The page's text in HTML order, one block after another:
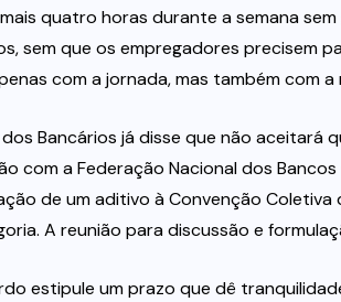
quatro horas durante a semana sem
sem que os empregadores precisem
com a jornada, mas também com
Bancários já disse que não aceitará
com a Federação Nacional dos
de um aditivo à Convenção
A reunião para discussão e
estipule um prazo que dê